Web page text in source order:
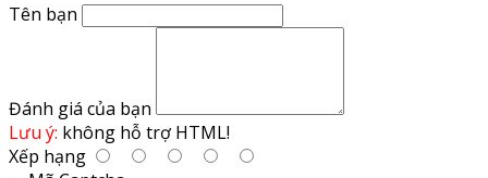
Tên bạn
Đánh giá của bạn
Lưu ý: không hỗ trợ HTML!
Xếp hạng